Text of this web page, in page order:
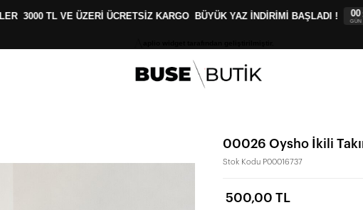
3000 TL VE ÜZERİ ÜCRETSİZ KARGO BÜYÜK YAZ İNDİRİMİ BAŞLADI ! 00 00
SAAT
00026 Oysho İkili
Stok Kodu P00016737
500,00 TL